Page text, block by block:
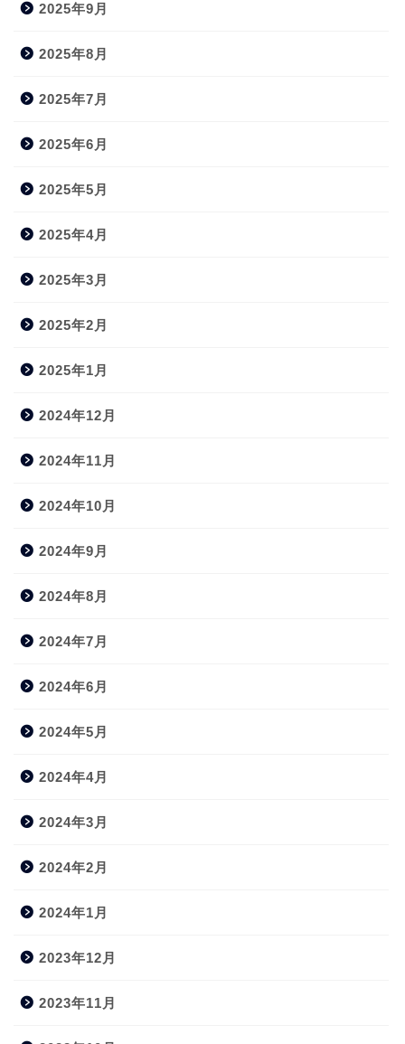
2025年9月
2025年8月
2025年7月
2025年6月
2025年5月
2025年4月
2025年3月
2025年2月
2025年1月
2024年12月
2024年11月
2024年10月
2024年9月
2024年8月
2024年7月
2024年6月
2024年5月
2024年4月
2024年3月
2024年2月
2024年1月
2023年12月
2023年11月